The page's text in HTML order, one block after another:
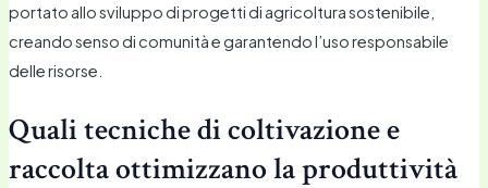
portato allo sviluppo di progetti di agricoltura sostenibile,
creando senso di comunità e garantendo l’uso responsabile
delle risorse.
Quali tecniche di coltivazione e
raccolta ottimizzano la produttività